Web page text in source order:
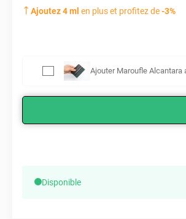
Ajoutez4ml en plus et profitez de-3%
Ajouter Maroufle Alcantara
Disponible